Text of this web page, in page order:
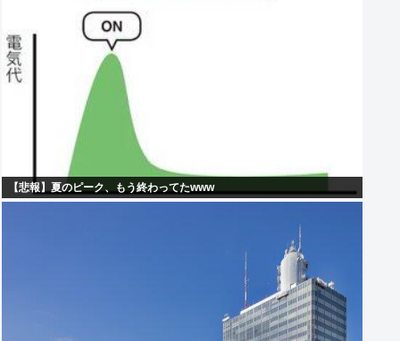
【悲報】夏のピーク、もう終わってたwww